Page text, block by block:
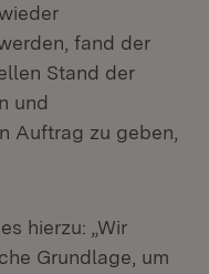
fand der
Stand der
und
Auftrag zu geben,
hierzu: „Wir
Grundlage, um